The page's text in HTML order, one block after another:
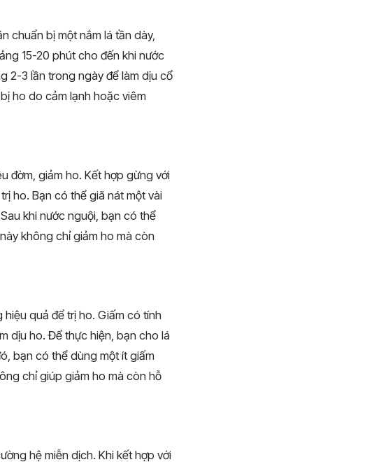
chuẩn bị một nắm lá tần dày,
15-20 phút cho đến khi nước
2-3 lần trong ngày để làm dịu cổ
ho do cảm lạnh hoặc viêm
đờm, giảm ho. Kết hợp gừng với
ho. Bạn có thể giã nát một vài
khi nước nguội, bạn có thể
không chỉ giảm ho mà còn
quả để trị ho. Giấm có tính
dịu ho. Để thực hiện, bạn cho lá
bạn có thể dùng một ít giấm
chỉ giúp giảm ho mà còn hỗ
hệ miễn dịch. Khi kết hợp với